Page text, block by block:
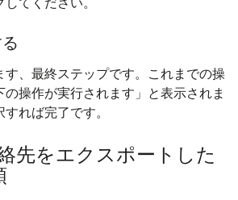
す、最終ステップです。これまでの操
操作が実行されます」と表示されま
れば完了です。
先をエクスポートした